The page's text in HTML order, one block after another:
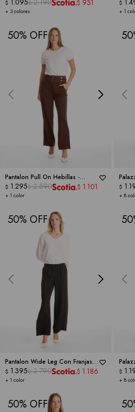
+ 3 colores
$ $ $ 931
+ 1
$
50
Pantalon Pull On Hebillas -
DICTIONARY
+ 1 color
$ 1.295$ 2.590 $ 1.101
50
+ 8
$
50
Pantalon Wide Leg Con Franjas
Deportivas -ZAC & RACHEL
+ 1 color
$ 1.395$ 2.790 $ 1.186
50
+ 8
$
50 50